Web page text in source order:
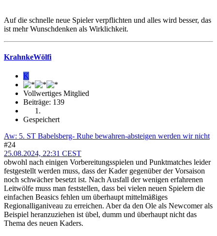
Auf die schnelle neue Spieler verpflichten und alles wird besser, das
ist mehr Wunschdenken als Wirklichkeit.
KrahnkeWölfi
K
Vollwertiges Mitglied
Beiträge: 139
Gespeichert
Aw: 5. ST Babelsberg- Ruhe bewahren-absteigen werden wir nicht
#24
25.08.2024, 22:31 CEST
obwohl nach einigen Vorbereitungsspielen und Punktmatches leider
festgestellt werden muss, dass der Kader gegenüber der Vorsaison
noch schwächer besetzt ist. Nach Ausfall der wenigen erfahrenen
Leitwölfe muss man feststellen, dass bei vielen neuen Spielern die
einfachen Beasics fehlen um überhaupt mittelmäßiges
Regionalliganiveau zu erreichen. Aber da den Ole als Newcomer als
Beispiel heranzuziehen ist übel, dumm und überhaupt nicht das
Thema des neuen Kaders.